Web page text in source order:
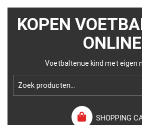
KOPEN
ONLINE
Voetbaltenue kind met eigen
SHOPPING